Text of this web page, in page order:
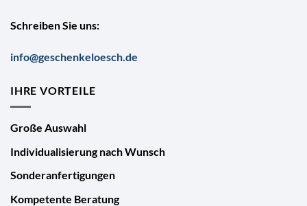
Schreiben Sie uns:
info@geschenkeloesch.de
IHRE VORTEILE
Große Auswahl
Individualisierung nach Wunsch
Sonderanfertigungen
Kompetente Beratung